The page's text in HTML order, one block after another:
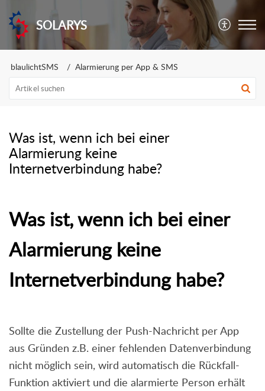
SOLARYS
blaulichtSMS Alarmierung per App & SMS
Was ist, wenn ich bei einer
Alarmierung keine
Internetverbindung habe?
Was ist, wenn ich bei einer
Alarmierung keine
Internetverbindung habe?
Sollte die Zustellung der Push-Nachricht per App
aus Gründen z.B. einer fehlenden Datenverbindung
nicht möglich sein, wird automatisch die Rückfall-
Funktion aktiviert und die alarmierte Person erhält